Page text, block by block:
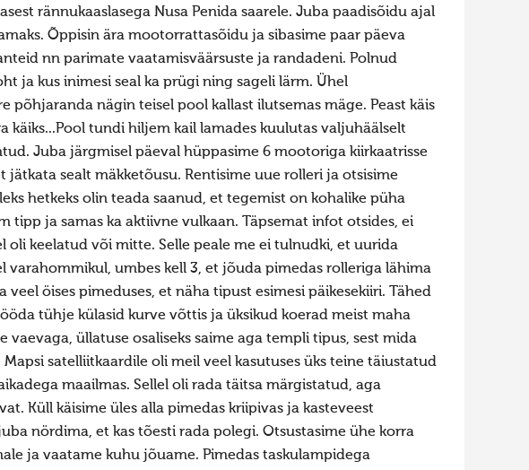
rännukaaslasega Nusa Penida saarele. Juba paadisõidu ajal
Õppisin ära mootorrattasõidu ja sibasime paar päeva
nn parimate vaatamisväärsuste ja randadeni. Polnud
ja kus inimesi seal ka prügi ning sageli lärm. Ühel
põhjaranda nägin teisel pool kallast ilutsemas mäge. Peast käis
käiks...Pool tundi hiljem kail lamades kuulutas valjuhäälselt
Juba järgmisel päeval hüppasime 6 mootoriga kiirkaatrisse
jätkata sealt mäkketõusu. Rentisime uue rolleri ja otsisime
hetkeks olin teada saanud, et tegemist on kohalike püha
tipp ja samas ka aktiivne vulkaan. Täpsemat infot otsides, ei
oli keelatud või mitte. Selle peale me ei tulnudki, et uurida
varahommikul, umbes kell 3, et jõuda pimedas rolleriga lähima
öises pimeduses, et näha tipust esimesi päikesekiiri. Tähed
tühje külasid kurve võttis ja üksikud koerad meist maha
vaevaga, üllatuse osaliseks saime aga templi tipus, sest mida
satelliitkaardile oli meil veel kasutuses üks teine täiustatud
maailmas. Sellel oli rada täitsa märgistatud, aga
Küll käisime üles alla pimedas kriipivas ja kasteveest
nördima, et kas tõesti rada polegi. Otsustasime ühe korra
ja vaatame kuhu jõuame. Pimedas taskulampidega